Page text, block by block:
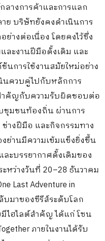
างการค้าและการแลก
ย บริษัทยังคงดำเนินการ
างต่อเนื่อง โดยคงไว้ซึ่ง
ละงานฝีมือดั้งเดิม และ
การใช้งานสมัยใหม่อย่าง
นควบคู่ไปกับหลักการ
ำคัญกับความรับผิดชอบต่อ
ชุมชนท้องถิ่น ผ่านการ
งฝีมือ และกิจกรรมทาง
ย่านมีความเข้มแข็งยิ่งขึ้น
ะบรรยากาศดั้งเดิมของ
หว่างวันที่ 20–28 ธันวาคม
Last Adventure in
บมาของซีรีส์ระดับโลก
มีไฮไลต์สำคัญ ได้แก่ โซน
ภายในงานได้รับ